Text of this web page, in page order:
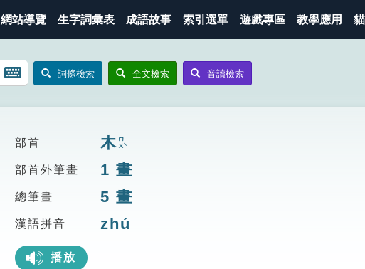
網站導覽 生字詞彙表 成語故事 索引選單 遊戲專區 教學應用
開
鍵
圖
詞條檢索 全文檢索 音讀檢索
部首 木ㄇㄨˋ
部首外筆畫 1 畫
總筆畫 5 畫
漢語拼音 zhú
播放